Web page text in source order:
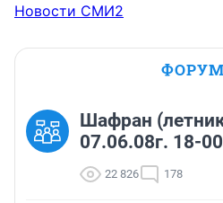
Новости СМИ2
Шафран
07.06.08г. 18-00
22 826 178